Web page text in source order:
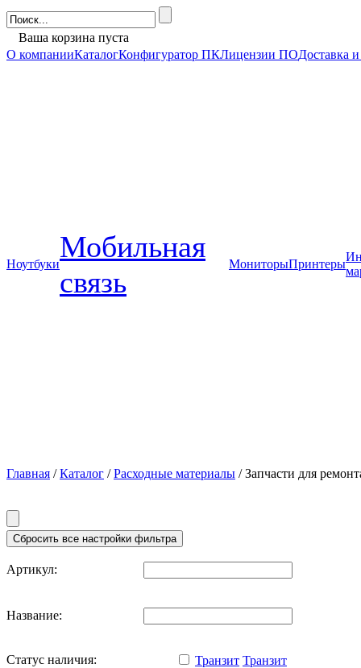
Ваша корзина пуста
О компанииКаталогКонфигуратор ПКЛицензии ПОДоставка
Ноутбуки
Мобильная
связь
МониторыПринтеры
Главная /Каталог /Расходные материалы / Запчасти для
Артикул:
Название:
Статус наличия: Транзит Транзит